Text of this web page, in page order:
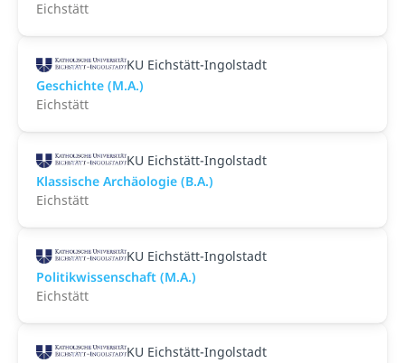
Eichstätt
KU Eichstätt-Ingolstadt
Geschichte (M.A.)
Eichstätt
KU Eichstätt-Ingolstadt
Klassische Archäologie (B.A.)
Eichstätt
KU Eichstätt-Ingolstadt
Politikwissenschaft (M.A.)
Eichstätt
KU Eichstätt-Ingolstadt